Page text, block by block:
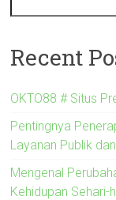
Recent
OKTO88 # Situs
Pentingnya
Layanan Publik
Mengenal
Kehidupan Sehari-